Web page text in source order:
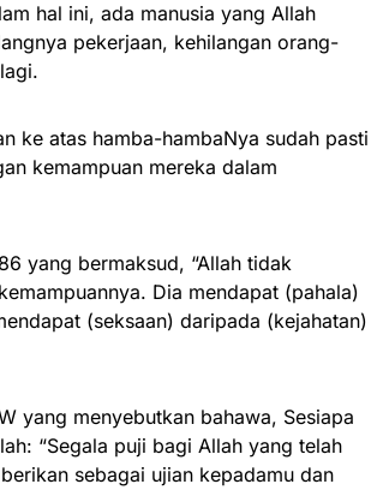
hal ini, ada manusia yang Allah
pekerjaan, kehilangan orang-
ke atas hamba-hambaNya sudah pasti
kemampuan mereka dalam
yang bermaksud, “Allah tidak
Dia mendapat (pahala)
(seksaan) daripada (kejahatan)
yang menyebutkan bahawa, Sesiapa
“Segala puji bagi Allah yang telah
sebagai ujian kepadamu dan